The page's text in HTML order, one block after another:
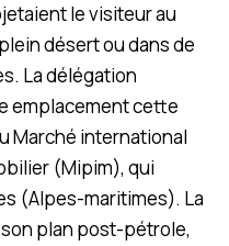
le visiteur au
désert ou dans de
La délégation
emplacement cette
Marché international
(Mipim), qui
(Alpes-maritimes). La
plan post-pétrole,